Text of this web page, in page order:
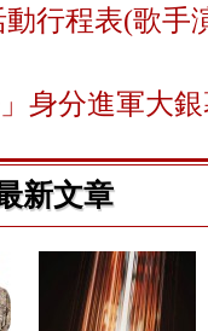
行程表(歌手
身分進軍大
新文章